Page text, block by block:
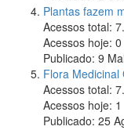
Plantas fazem
Acessos total:
Acessos hoje: 0
Publicado: 9
Flora Medicinal
Acessos total:
Acessos hoje: 1
Publicado: 25